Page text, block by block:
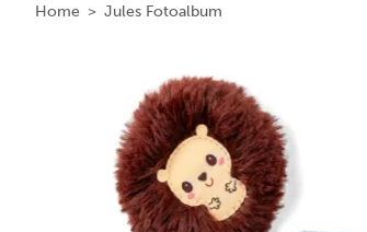
Home > Jules Fotoalbum